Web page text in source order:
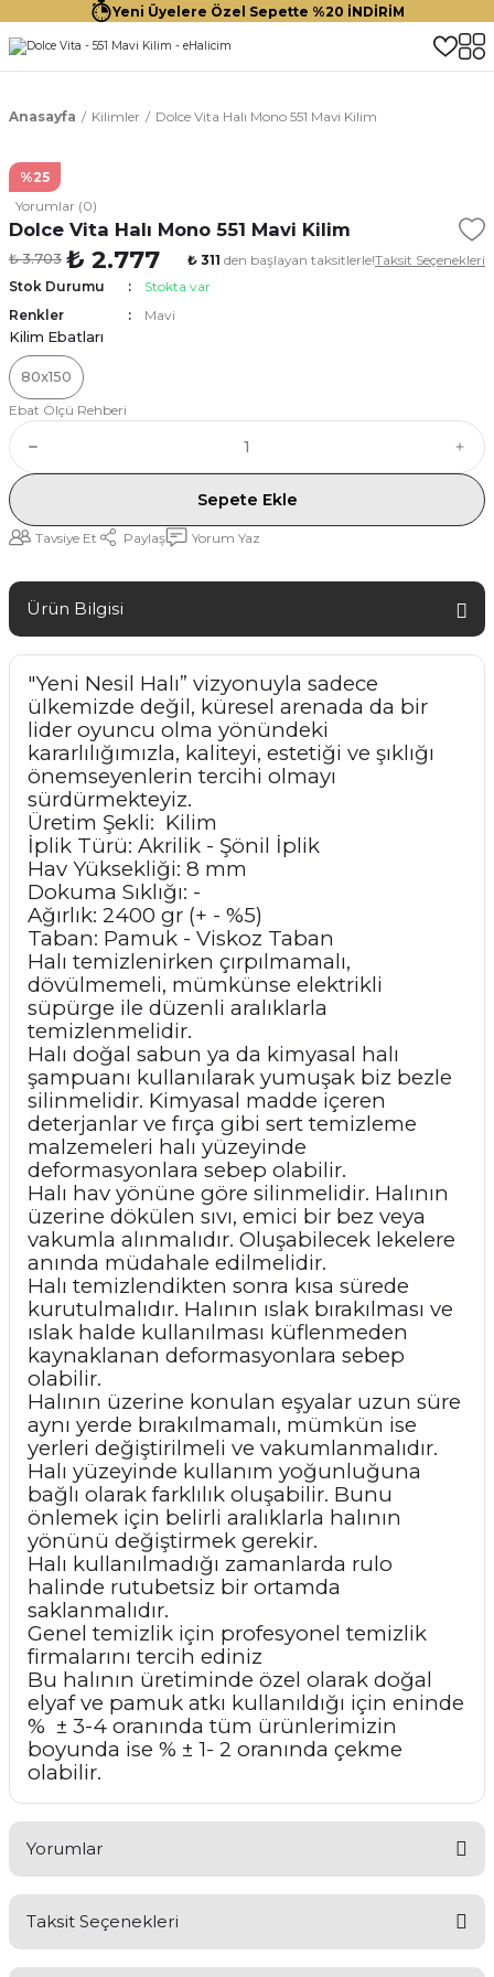
Yeni Üyelere Özel Sepette %20 İNDİRİM
Anasayfa Kilimler Dolce Vita Halı Mono 551 Mavi Kilim
%25
Yorumlar (0)
Dolce Vita Halı Mono 551 Mavi Kilim
₺ 3.703 ₺ 2.777 ₺ 311 den başlayan taksitlerle!Taksit Seçenekleri
Stok Durumu
Stokta var
Renkler
Mavi
Kilim Ebatları
80x150
Ebat Ölçü Rehberi
Sepete Ekle
Tavsiye Et Paylaş Yorum Yaz
Ürün Bilgisi
"Yeni Nesil Halı” vizyonuyla sadece
ülkemizde değil, küresel arenada da bir
lider oyuncu olma yönündeki
kararlılığımızla, kaliteyi, estetiği ve şıklığı
önemseyenlerin tercihi olmayı
sürdürmekteyiz.
Üretim Şekli: Kilim
İplik Türü: Akrilik - Şönil İplik
Hav Yüksekliği: 8 mm
Dokuma Sıklığı: -
Ağırlık: 2400 gr (+ - %5)
Taban: Pamuk - Viskoz Taban
Halı temizlenirken çırpılmamalı,
dövülmemeli, mümkünse elektrikli
süpürge ile düzenli aralıklarla
temizlenmelidir.
Halı doğal sabun ya da kimyasal halı
şampuanı kullanılarak yumuşak biz bezle
silinmelidir. Kimyasal madde içeren
deterjanlar ve fırça gibi sert temizleme
malzemeleri halı yüzeyinde
deformasyonlara sebep olabilir.
Halı hav yönüne göre silinmelidir. Halının
üzerine dökülen sıvı, emici bir bez veya
vakumla alınmalıdır. Oluşabilecek lekelere
anında müdahale edilmelidir.
Halı temizlendikten sonra kısa sürede
kurutulmalıdır. Halının ıslak bırakılması ve
ıslak halde kullanılması küflenmeden
kaynaklanan deformasyonlara sebep
olabilir.
Halının üzerine konulan eşyalar uzun süre
aynı yerde bırakılmamalı, mümkün ise
yerleri değiştirilmeli ve vakumlanmalıdır.
Halı yüzeyinde kullanım yoğunluğuna
bağlı olarak farklılık oluşabilir. Bunu
önlemek için belirli aralıklarla halının
yönünü değiştirmek gerekir.
Halı kullanılmadığı zamanlarda rulo
halinde rutubetsiz bir ortamda
saklanmalıdır.
Genel temizlik için profesyonel temizlik
firmalarını tercih ediniz
Bu halının üretiminde özel olarak doğal
elyaf ve pamuk atkı kullanıldığı için eninde
% ± 3-4 oranında tüm ürünlerimizin
boyunda ise % ± 1- 2 oranında çekme
olabilir.
Yorumlar
Taksit Seçenekleri